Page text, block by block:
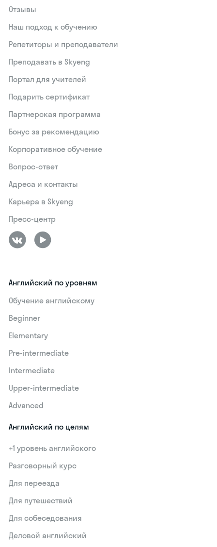
Отзывы
Наш подход к обучению
Репетиторы и преподаватели
Преподавать в Skyeng
Портал для учителей
Подарить сертификат
Партнерская программа
Бонус за рекомендацию
Корпоративное обучение
Вопрос-ответ
Адреса и контакты
Карьера в Skyeng
Пресс-центр
Английский по уровням
Обучение английскому
Beginner
Elementary
Pre-intermediate
Intermediate
Upper-intermediate
Advanced
Английский по целям
+1 уровень английского
Разговорный курс
Для переезда
Для путешествий
Для собеседования
Деловой английский